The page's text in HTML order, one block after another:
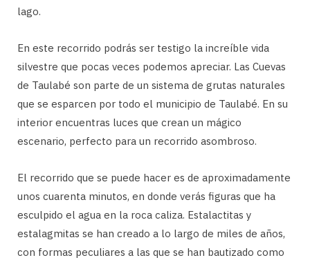
lago.
En este recorrido podrás ser testigo la increíble vida
silvestre que pocas veces podemos apreciar. Las Cuevas
de Taulabé son parte de un sistema de grutas naturales
que se esparcen por todo el municipio de Taulabé. En su
interior encuentras luces que crean un mágico
escenario, perfecto para un recorrido asombroso.
El recorrido que se puede hacer es de aproximadamente
unos cuarenta minutos, en donde verás figuras que ha
esculpido el agua en la roca caliza. Estalactitas y
estalagmitas se han creado a lo largo de miles de años,
con formas peculiares a las que se han bautizado como